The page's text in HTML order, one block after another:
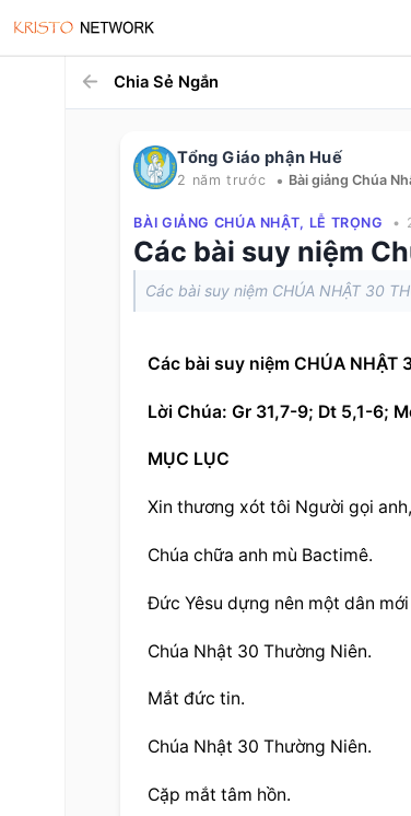
Chia Sẻ Ngắn
Tổng Giáo phận Huế
2 năm trước • Bài giảng Chúa
BÀI GIẢNG CHÚA NHẬT, LỄ TRỌNG •
Các bài suy niệm
Các bài suy niệm CHÚA NHẬT 30
Các bài suy niệm CHÚA NHẬT
Lời Chúa: Gr 31,7-9; Dt 5,1-6;
MỤC LỤC
Xin thương xót tôi Người gọi
Chúa chữa anh mù Bactimê.
Ðức Yêsu dựng nên một dân
Chúa Nhật 30 Thường Niên.
Mắt đức tin.
Chúa Nhật 30 Thường Niên.
Cặp mắt tâm hồn.